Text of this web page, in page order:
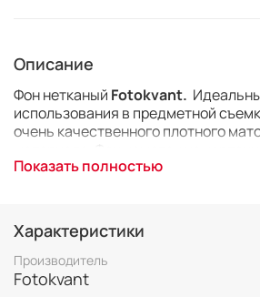
Описание
Фон нетканый Fotokvant.
использования в предметной
очень качественного плотного
упрощает его транспортировку и
Размер 1,6х5,0 м.
Показать полностью
Характеристики
Производитель
Fotokvant